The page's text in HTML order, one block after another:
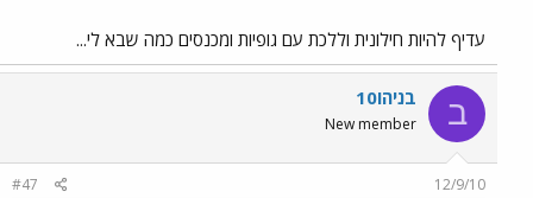
עדיף להיות חילונית וללכת עם גופיות ומכנסים כמה שבא לי...
ב בניהו10
New member
12/9/10
#47